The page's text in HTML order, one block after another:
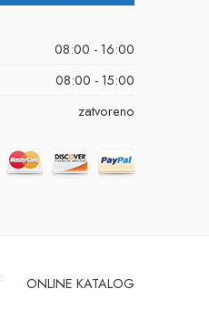
08:00 - 16:00
08:00 - 15:00
zatvoreno
ONLINE KATALOG